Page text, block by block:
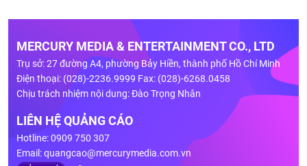
MERCURY MEDIA & ENTERTAINMENT CO., LTD
Trụ sở: 27 đường A4, phường Bảy Hiền, thành phố Hồ Chí Minh
Điện thoại: (028)-2236.9999 Fax: (028)-6268.0458
Chịu trách nhiệm nội dung: Đào Trọng Nhân
LIÊN HỆ QUẢNG CÁO
Hotline: 0909 750 307
Email:quangcao@mercurymedia.com.vn